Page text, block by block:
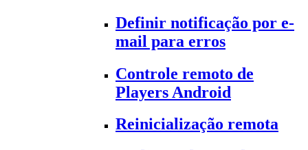
Definir notificação por e-
mail para erros
Controle remoto de
Players Android
Reinicialização remota